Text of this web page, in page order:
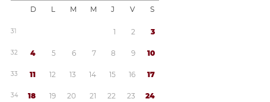
D L M M J V S
31 1 2 3
32 4 5 6 7 8 9 10
33 11 12 13 14 15 16 17
34 18 19 20 21 22 23 24